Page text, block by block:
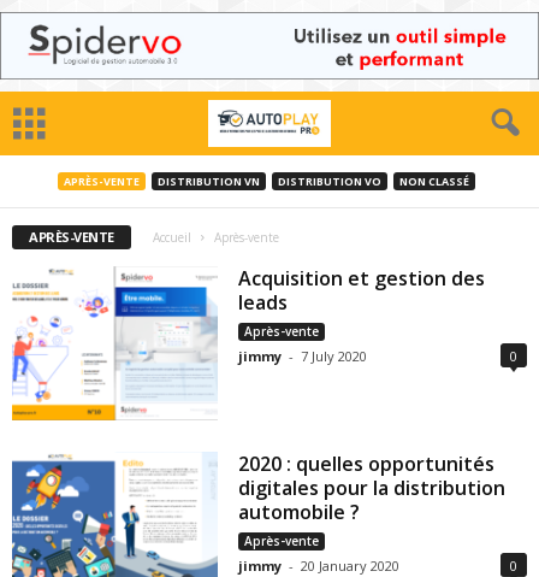
APRÈS-VENTE DISTRIBUTION VN DISTRIBUTION VO NON CLASSÉ
APRÈS-VENTE Accueil Après-vente
Acquisition et gestion des
leads
Après-vente
jimmy - 7 July 2020 0
2020 : quelles opportunités
digitales pour la distribution
automobile ?
Après-vente
jimmy - 20 January 2020 0